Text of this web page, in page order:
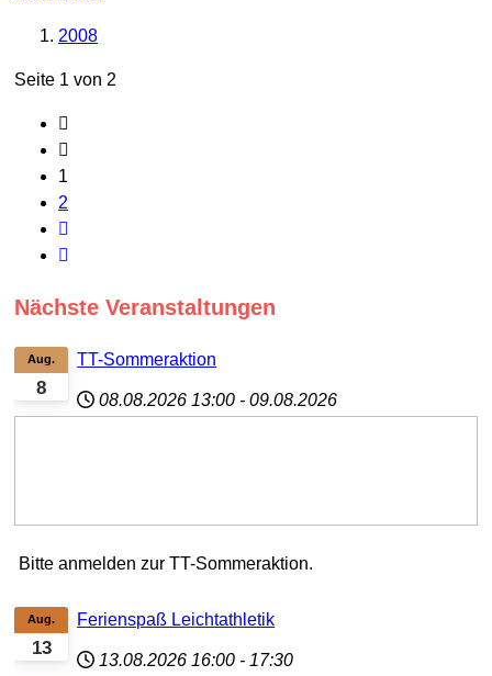
2008
Seite 1 von 2
1
2
Nächste Veranstaltungen
8
Aug. TT-Sommeraktion
08.08.2026 13:00 - 09.08.2026
Bitte anmelden zur TT-Sommeraktion.
13
Aug. Ferienspaß Leichtathletik
13.08.2026 16:00 - 17:30